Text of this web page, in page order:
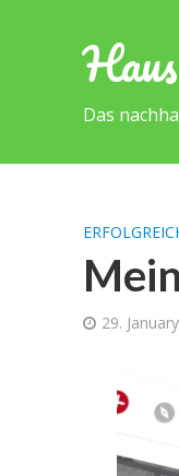
Das
29.